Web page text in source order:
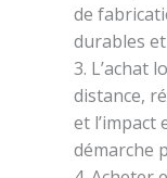
de
durables
3. L’achat
distance,
et l’impact
démarche